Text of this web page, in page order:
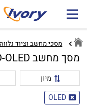
מסכי מחשב וציוד נלווה
מסך מחשב OLED QD-OLED
מיון
OLED